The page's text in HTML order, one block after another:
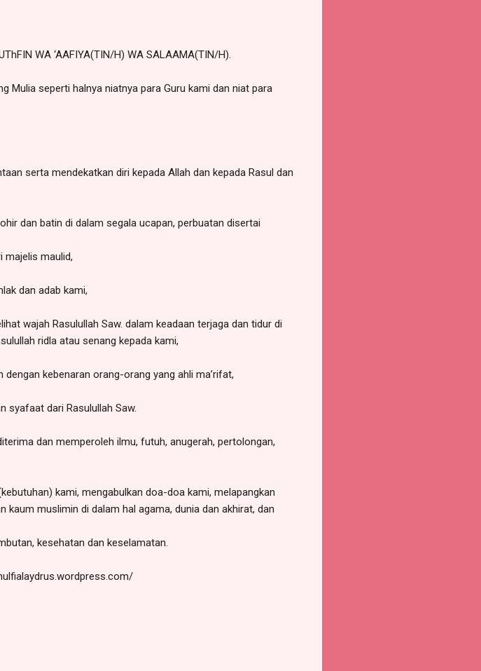
WA ‘AAFIYA(TIN/H) WA SALAAMA(TIN/H).
Mulia seperti halnya niatnya para Guru kami dan niat para
serta mendekatkan diri kepada Allah dan kepada Rasul dan
dan batin di dalam segala ucapan, perbuatan disertai
majelis maulid,
dan adab kami,
wajah Rasulullah Saw. dalam keadaan terjaga dan tidur di
ridla atau senang kepada kami,
kebenaran orang-orang yang ahli ma’rifat,
syafaat dari Rasulullah Saw.
dan memperoleh ilmu, futuh, anugerah, pertolongan,
kami, mengabulkan doa-doa kami, melapangkan
muslimin di dalam hal agama, dunia dan akhirat, dan
kesehatan dan keselamatan.